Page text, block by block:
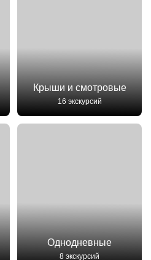
Крыши и смотровые
16 экскурсий
Однодневные
8 экскурсий